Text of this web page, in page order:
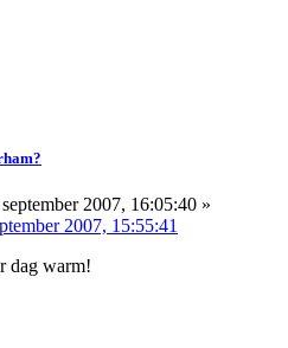
2007, 16:05:40 »
2007, 15:55:41
dag warm!